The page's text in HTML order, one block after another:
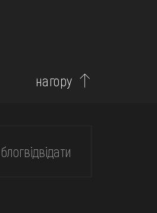
нагору
блогвідвідати